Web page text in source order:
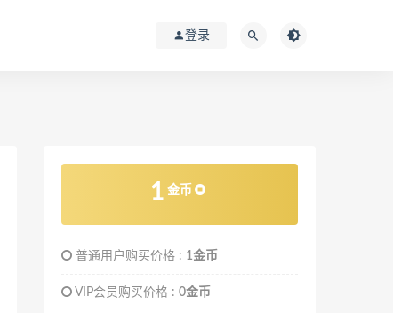
登录
1 金币
普通用户购买价格 : 1金币
VIP会员购买价格 : 0金币